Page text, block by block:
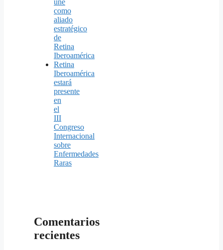
une
como
aliado
estratégico
de
Retina
Iberoamérica
Retina
Iberoamérica
estará
presente
en
el
III
Congreso
Internacional
sobre
Enfermedades
Raras
Comentarios
recientes